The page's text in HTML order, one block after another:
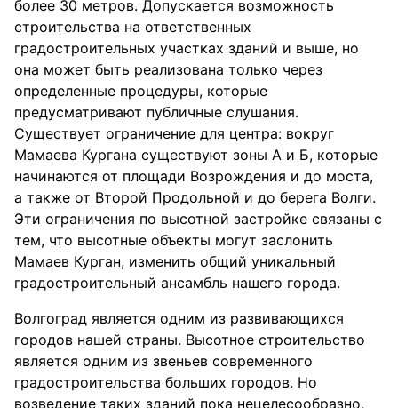
более 30 метров. Допускается возможность
строительства на ответственных
градостроительных участках зданий и выше, но
она может быть реализована только через
определенные процедуры, которые
предусматривают публичные слушания.
Существует ограничение для центра: вокруг
Мамаева Кургана существуют зоны А и Б, которые
начинаются от площади Возрождения и до моста,
а также от Второй Продольной и до берега Волги.
Эти ограничения по высотной застройке связаны с
тем, что высотные объекты могут заслонить
Мамаев Курган, изменить общий уникальный
градостроительный ансамбль нашего города.
Волгоград является одним из развивающихся
городов нашей страны. Высотное строительство
является одним из звеньев современного
градостроительства больших городов. Но
возведение таких зданий пока нецелесообразно,